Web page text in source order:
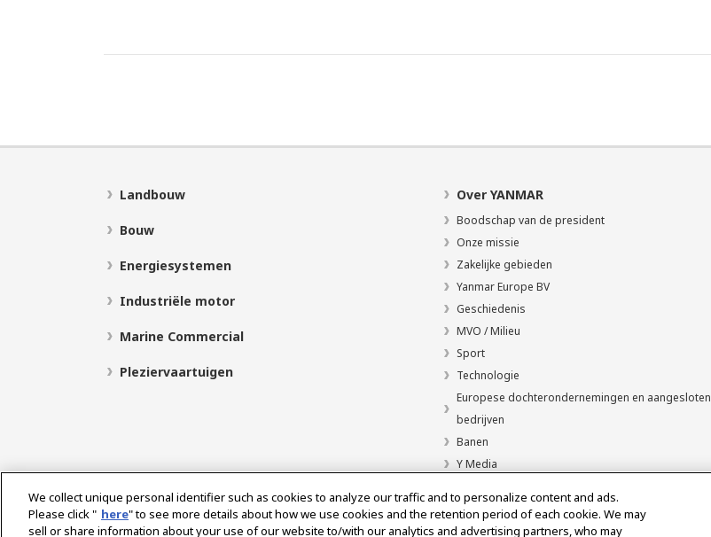
Landbouw
Bouw
Energiesystemen
Industriële motor
Marine Commercial
Pleziervaartuigen
Over YANMAR
Boodschap van de president
Onze missie
Zakelijke gebieden
Yanmar Europe BV
Geschiedenis
MVO / Milieu
Sport
Technologie
Europese dochterondernemingen en aangesloten
bedrijven
Banen
Y Media
We collect unique personal identifier such as cookies to analyze our traffic and to personalize content and ads.
Please click " here" to see more details about how we use cookies and the retention period of each cookie. We may
sell or share information about your use of our website to/with our analytics and advertising partners, who may